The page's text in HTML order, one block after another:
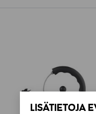
LISÄTIETOJA